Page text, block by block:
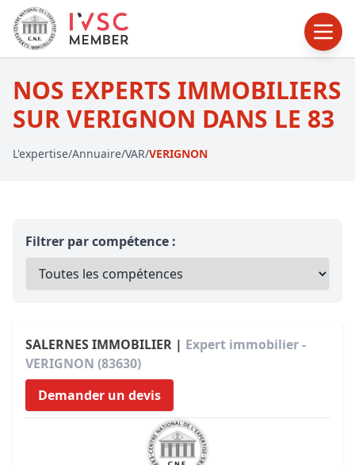
NOS EXPERTS IMMOBILIERS
SUR VERIGNON DANS LE 83
L'expertise/Annuaire/VAR/VERIGNON
Filtrer par compétence :
SALERNES IMMOBILIER | Expert immobilier -
VERIGNON (83630)
Demander un devis